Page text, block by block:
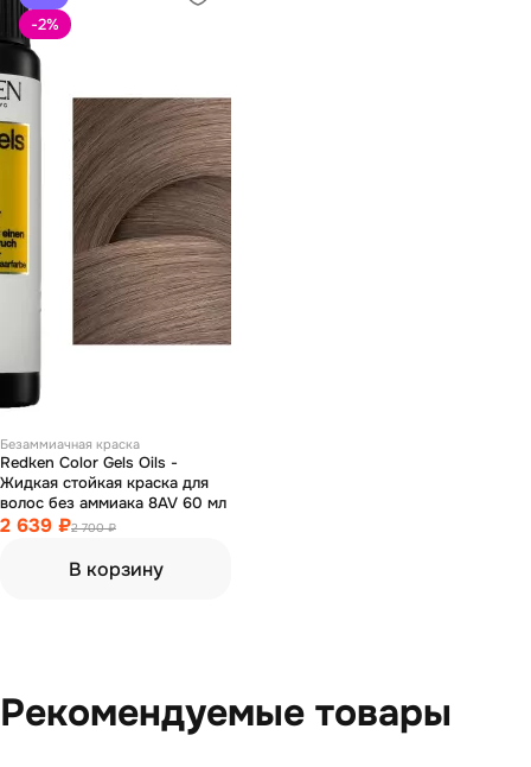
-2%
Безаммиачная краска
Redken Color Gels Oils -
Жидкая стойкая краска для
волос без аммиака 8AV 60 мл
2 639 ₽2 700 ₽
В корзину
Рекомендуемые товары